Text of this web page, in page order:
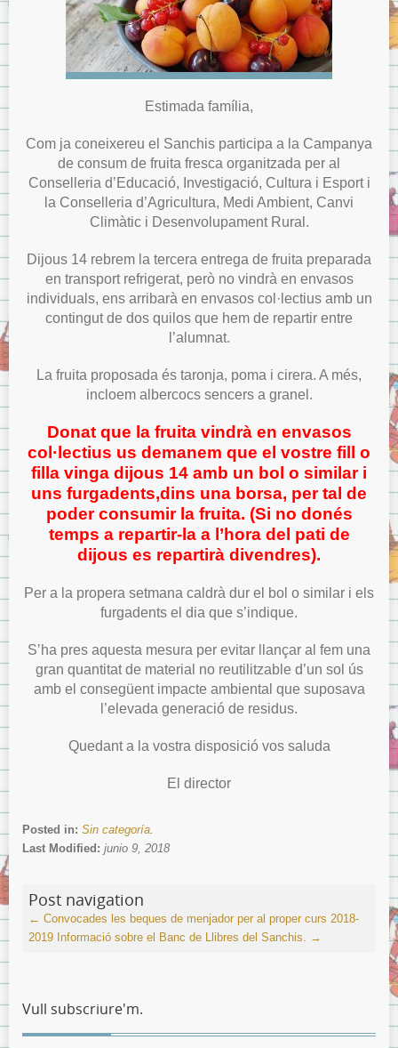
Menjador
Normes del menjador.
Menús del menjador.
ITACA
ITACA per les famílies
Sol·licitud d’accés a «Itaca Familia»
ITACA pels docents
Avís Legal
Sobre la Protecció de Dades.
Estimada família,
Com ja coneixereu el Sanchis participa a la Campanya
de consum de fruita fresca organitzada per al
Conselleria d’Educació, Investigació, Cultura i Esport i
la Conselleria d’Agricultura, Medi Ambient, Canvi
Climàtic i Desenvolupament Rural.
Dijous 14 rebrem la tercera entrega de fruita preparada
en transport refrigerat, però no vindrà en envasos
individuals, ens arribarà en envasos col·lectius amb un
contingut de dos quilos que hem de repartir entre
l’alumnat.
La fruita proposada és taronja, poma i cirera. A més,
incloem albercocs sencers a granel.
Donat que la fruita vindrà en envasos
col·lectius us demanem que el vostre fill o
filla vinga dijous 14 amb un bol o similar i
uns furgadents,dins una borsa, per tal de
poder consumir la fruita. (Si no donés
temps a repartir-la a l’hora del pati de
dijous es repartirà divendres).
Per a la propera setmana caldrà dur el bol o similar i els
furgadents el dia que s’indique.
S’ha pres aquesta mesura per evitar llançar al fem una
gran quantitat de material no reutilitzable d’un sol ús
amb el consegüent impacte ambiental que suposava
l’elevada generació de residus.
Quedant a la vostra disposició vos saluda
El director
Posted in: Sin categoría.
Last Modified: junio 9, 2018
Post navigation
← Convocades les beques de menjador per al proper curs 2018-
2019 Informació sobre el Banc de Llibres del Sanchis. →
Vull subscriure'm.